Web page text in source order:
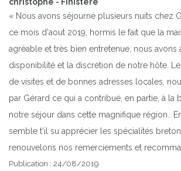
« Nous avons séjourné plusieurs nuits chez
ce mois d'aout 2019, hormis le fait que la
agréable et très bien entretenue, nous avons
disponibilité et la discrétion de notre hôte.
de visites et de bonnes adresses locales,
par Gérard ce qui a contribué, en partie, à la
notre séjour dans cette magnifique région..
semble t'il su apprécier les spécialités
renouvelons nos remerciements et
Publication : 24/08/2019